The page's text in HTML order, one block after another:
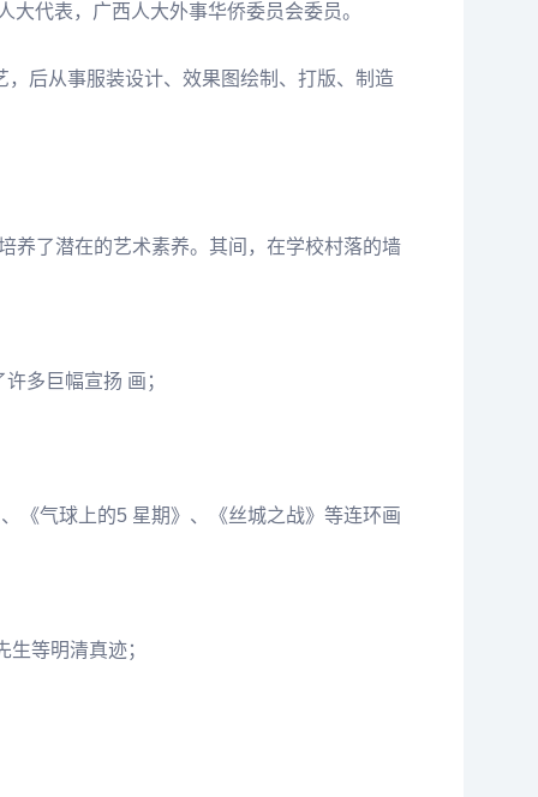
代表，广西人大外事华侨委员会委员。
，后从事服装设计、效果图绘制、打版、制造
养了潜在的艺术素养。其间，在学校村落的墙
多巨幅宣扬 画；
《气球上的5 星期》、《丝城之战》等连环画
生等明清真迹；